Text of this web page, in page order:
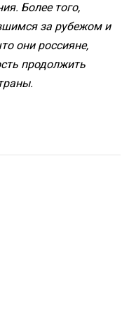
Более того,
за рубежом и
они россияне,
продолжить